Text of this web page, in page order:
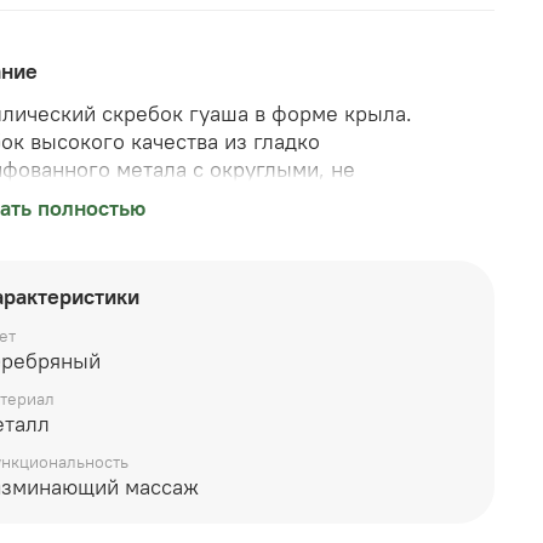
скребок гуаша в форме крыла.
высокого качества из гладко
метала с округлыми, не
кожу краями. Скребок удобен для
больших участков тела. Выполнен из сплава
полностью
массаж